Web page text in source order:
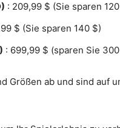
: 209,99 $ (Sie sparen
$ (Sie sparen 140 $)
: 699,99 $ (sparen Sie
Größen ab und sind auf